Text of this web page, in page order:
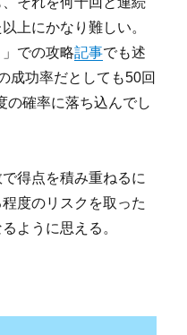
上にかなり難しい。
」での攻略記事でも述
成功率だとしても50回
の確率に落ち込んでし
得点を積み重ねるに
度のリスクを取った
ように思える。